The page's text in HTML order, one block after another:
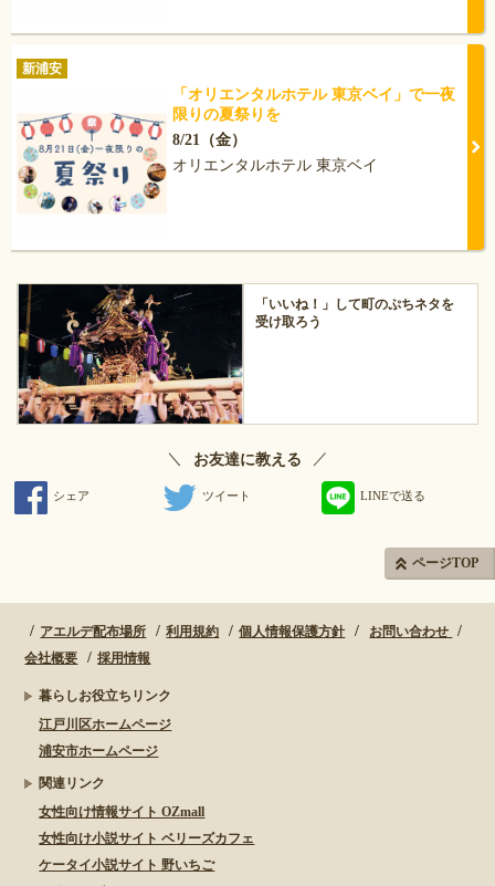
新浦安
「オリエンタルホテル 東京ベイ」で一夜
限りの夏祭りを
8/21（金）
オリエンタルホテル 東京ベイ
「いいね！」して町のぷちネタを
受け取ろう
＼ お友達に教える ／
シェア ツイート LINEで送る
ページTOP
アエルデ配布場所 利用規約 個人情報保護方針
お問い合わせ
会社概要
採用情報
暮らしお役立ちリンク
江戸川区ホームページ
浦安市ホームページ
関連リンク
女性向け情報サイト OZmall
女性向け小説サイト ベリーズカフェ
ケータイ小説サイト 野いちご